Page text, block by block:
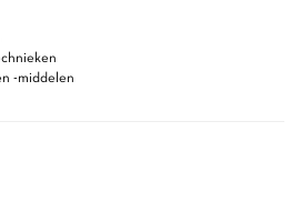
-middelen